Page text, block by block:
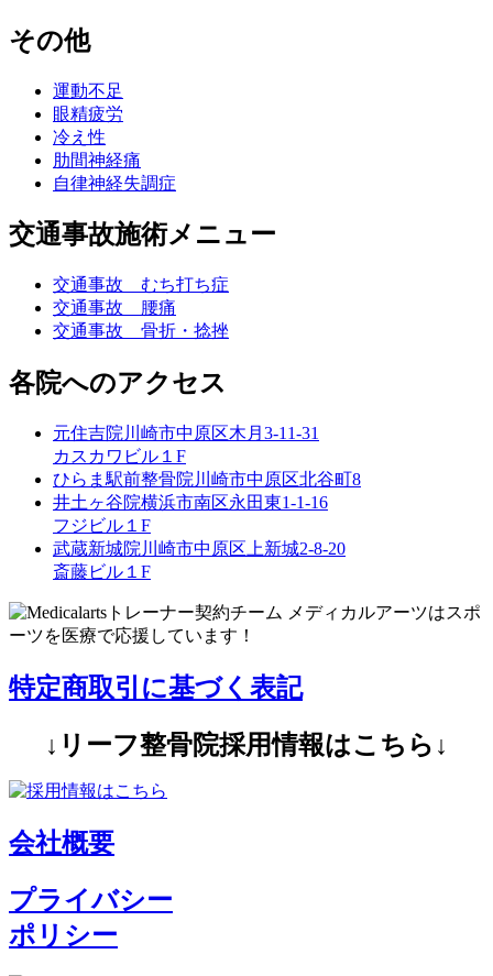
その他
運動不足
眼精疲労
冷え性
肋間神経痛
自律神経失調症
交通事故施術メニュー
交通事故 むち打ち症
交通事故 腰痛
交通事故 骨折・捻挫
各院へのアクセス
元住吉院 川崎市中原区木月3-11-31
カスカワビル１F
ひらま駅前整骨院 川崎市中原区北谷町8
井土ヶ谷院横浜市南区永田東1-1-16
フジビル１F
武蔵新城院 川崎市中原区上新城2-8-20
斎藤ビル１F
特定商取引に基づく表記
↓リーフ整骨院採用情報はこちら↓
会社概要
プライバシー
ポリシー